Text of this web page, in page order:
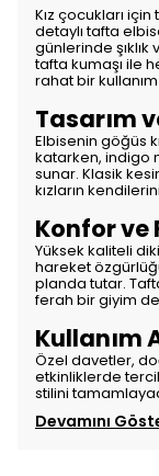
Kız çocukları
detaylı tafta
günlerinde
tafta kumaşı ile
rahat bir
Tasarım
Elbisenin göğüs
katarken, indigo
sunar. Klasik
kızların
Konfor ve
Yüksek kaliteli
hareket
planda tutar.
ferah bir giyim
Kullanım
Özel davetler,
etkinliklerde
stilini
Devamını